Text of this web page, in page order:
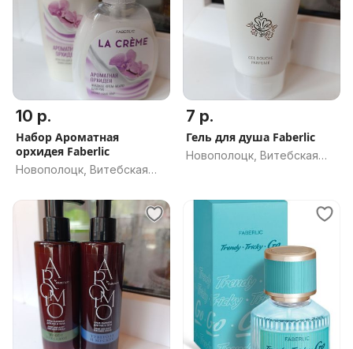
10 р.
Набор Ароматная
орхидея Faberlic
Новополоцк, Витебская
7 р.
Гель для душа Faberlic
Новополоцк, Витебская